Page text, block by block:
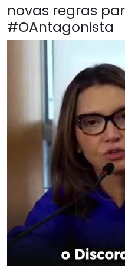
novas regras
#OAntagonista